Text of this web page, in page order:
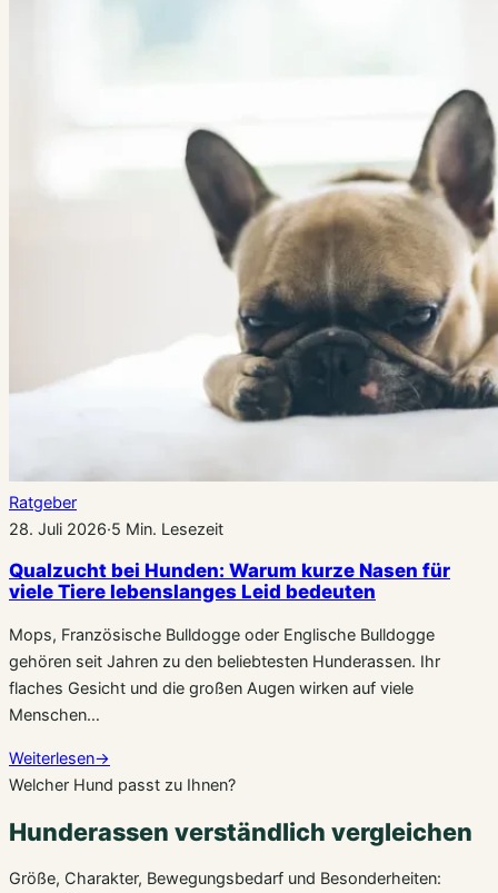
Ratgeber
28. Juli 2026·5 Min. Lesezeit
Qualzucht bei Hunden: Warum kurze Nasen für
viele Tiere lebenslanges Leid bedeuten
Mops, Französische Bulldogge oder Englische Bulldogge
gehören seit Jahren zu den beliebtesten Hunderassen. Ihr
flaches Gesicht und die großen Augen wirken auf viele
Menschen…
Weiterlesen→
Welcher Hund passt zu Ihnen?
Hunderassen verständlich vergleichen
Größe, Charakter, Bewegungsbedarf und Besonderheiten: